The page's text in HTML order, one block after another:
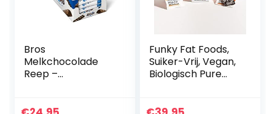
Bros
Melkchocolade
Reep –
chocoladerepen
Funky Fat Foods,
Suiker-Vrij, Vegan,
Biologisch Pure
repen 50g